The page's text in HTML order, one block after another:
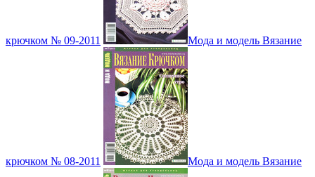
крючком № 09-2011 Мода и модель Вязание
крючком № 08-2011 Мода и модель Вязание